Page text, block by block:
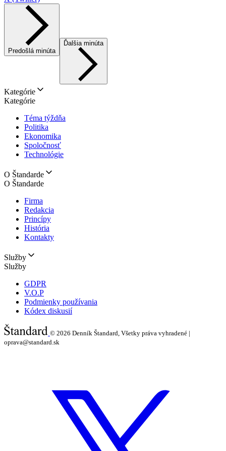
Predošlá minúta
Ďalšia minúta
Kategórie
Kategórie
Téma týždňa
Politika
Ekonomika
Spoločnosť
Technológie
O Štandarde
O Štandarde
Firma
Redakcia
Princípy
História
Kontakty
Služby
Služby
GDPR
V.O.P
Podmienky používania
Kódex diskusií
© 2026 Denník Štandard, Všetky práva vyhradené |
oprava@standard.sk